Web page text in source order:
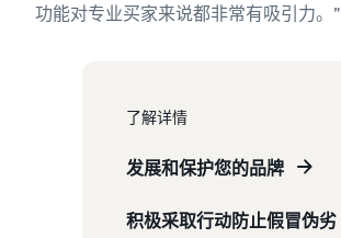
功能对专业买家来说都非常有吸引力。”
了解详情
发展和保护您的品牌
积极采取行动防止假冒伪劣